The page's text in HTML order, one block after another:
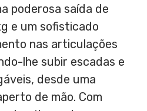
poderosa saída de
e um sofisticado
nas articulações
lhe subir escadas e
desde uma
de mão. Com